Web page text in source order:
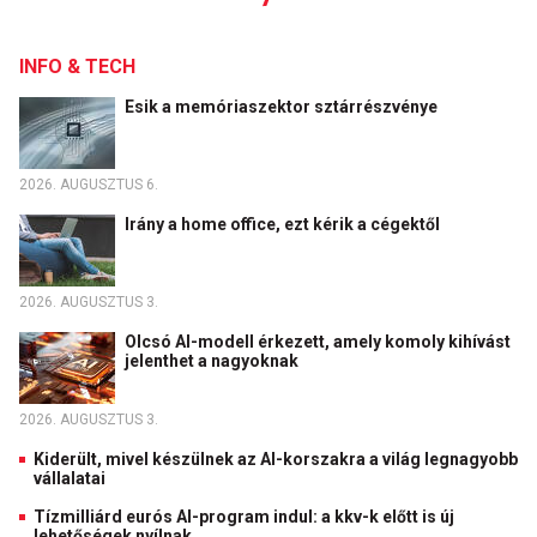
INFO & TECH
Esik a memóriaszektor sztárrészvénye
2026. AUGUSZTUS 6.
Irány a home office, ezt kérik a cégektől
2026. AUGUSZTUS 3.
Olcsó AI-modell érkezett, amely komoly kihívást
jelenthet a nagyoknak
2026. AUGUSZTUS 3.
Kiderült, mivel készülnek az AI-korszakra a világ legnagyobb
vállalatai
Tízmilliárd eurós AI-program indul: a kkv-k előtt is új